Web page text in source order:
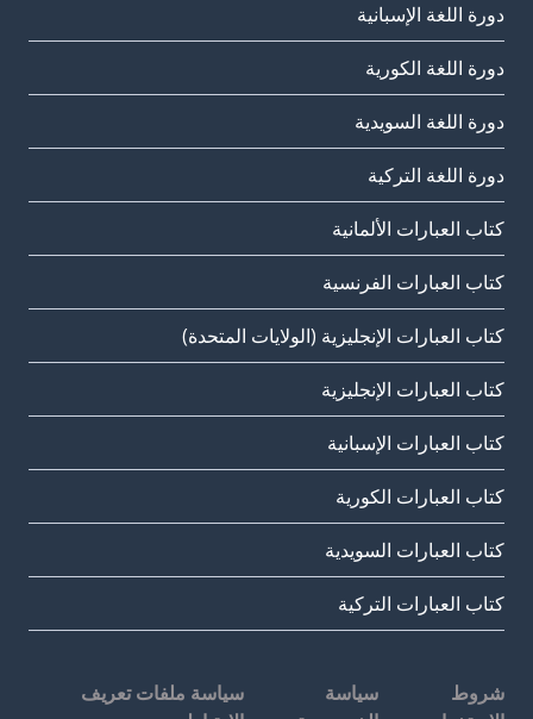
دورة اللغة الإسبانية
دورة اللغة الكورية
دورة اللغة السويدية
دورة اللغة التركية
كتاب العبارات الألمانية
كتاب العبارات الفرنسية
كتاب العبارات الإنجليزية (الولايات المتحدة)
كتاب العبارات الإنجليزية
كتاب العبارات الإسبانية
كتاب العبارات الكورية
كتاب العبارات السويدية
كتاب العبارات التركية
شروط
سياسة
سياسة ملفات تعريف